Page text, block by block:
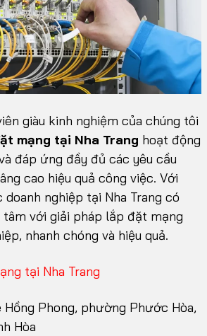
giàu kinh nghiệm của chúng tôi
mạng tại Nha Trang hoạt động
đáp ứng đầy đủ các yêu cầu
cao hiệu quả công việc. Với
doanh nghiệp tại Nha Trang có
tâm với giải pháp lắp đặt mạng
nhanh chóng và hiệu quả.
tại Nha Trang
Hồng Phong, phường Phước Hòa,
Hòa